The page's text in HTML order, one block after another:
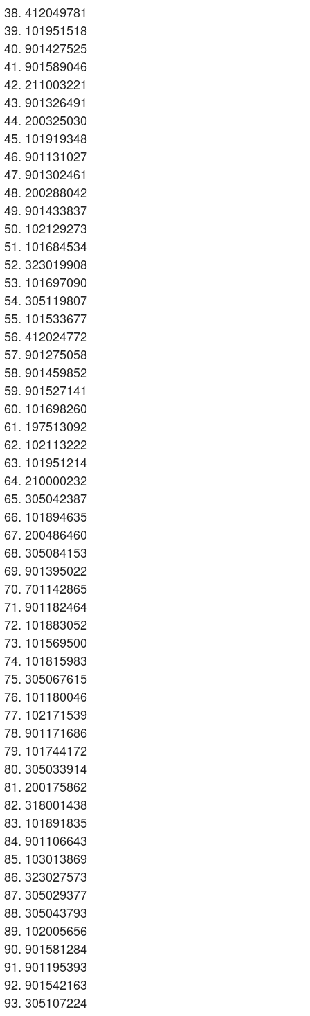
412049781
101951518
901427525
901589046
211003221
901326491
200325030
101919348
901131027
901302461
200288042
901433837
102129273
101684534
323019908
101697090
305119807
101533677
412024772
901275058
901459852
901527141
101698260
197513092
102113222
101951214
210000232
305042387
101894635
200486460
305084153
901395022
701142865
901182464
101883052
101569500
101815983
305067615
101180046
102171539
901171686
101744172
305033914
200175862
318001438
101891835
901106643
103013869
323027573
305029377
305043793
102005656
901581284
901195393
901542163
305107224